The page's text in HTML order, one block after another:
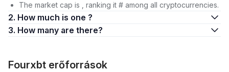
The market cap is , ranking it # among all cryptocurrencies.
2. How much is one ?
3. How many are there?
Fourxbt erőforrások